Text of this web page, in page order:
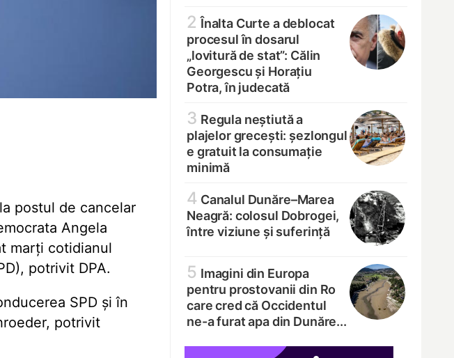
2 Înalta Curte a deblocat
procesul în dosarul
„lovitură de stat”: Călin
Georgescu și Horațiu
Potra, în judecată
3 Regula neștiută a
plajelor grecești: șezlongul
e gratuit la consumație
minimă
4 Canalul Dunăre–Marea
Neagră: colosul Dobrogei,
între viziune și suferință
5 Imagini din Europa
pentru prostovanii din Ro
care cred că Occidentul
ne-a furat apa din Dunăre...
postul de cancelar
Angela
marți cotidianul
potrivit DPA.
SPD și în
potrivit